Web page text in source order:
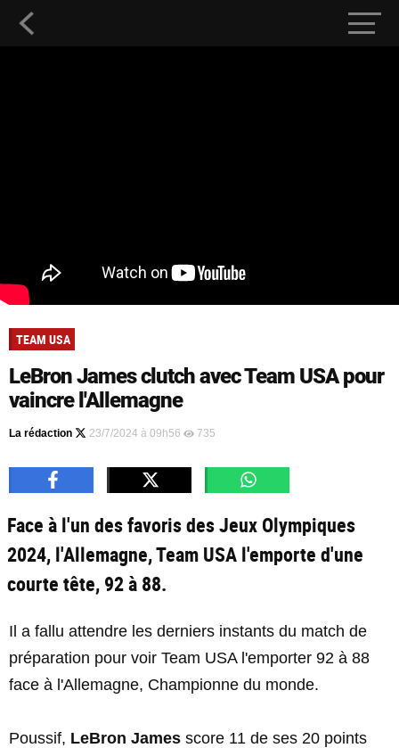
TEAM USA
LeBron James clutch avec Team USA pour
vaincre l'Allemagne
La rédaction 23/7/2024 à 09h56 735
Face à l'un des favoris des Jeux Olympiques
2024, l'Allemagne, Team USA l'emporte d'une
courte tête, 92 à 88.
Il a fallu attendre les derniers instants du match de
préparation pour voir Team USA l'emporter 92 à 88
face à l'Allemagne, Championne du monde.
Poussif, LeBron James score 11 de ses 20 points